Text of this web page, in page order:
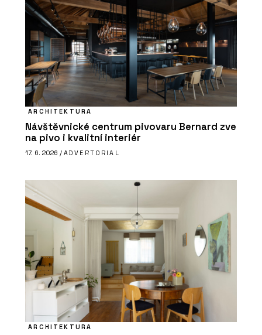
ARCHITEKTURA
Návštěvnické centrum pivovaru Bernard zve
na pivo i kvalitní interiér
17. 6. 2026 / ADVERTORIAL
ARCHITEKTURA